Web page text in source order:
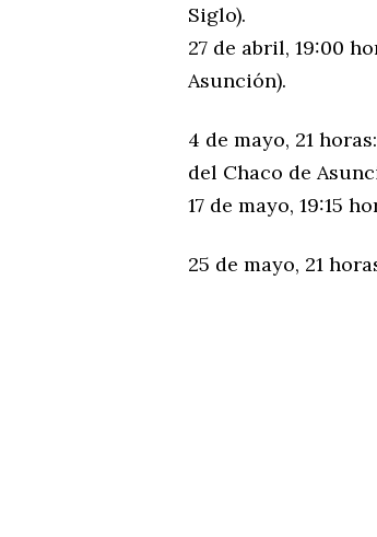
Siglo).
27 de abril, 19:00
Asunción).
4 de mayo, 21
del Chaco de
17 de mayo, 19:15
25 de mayo, 21